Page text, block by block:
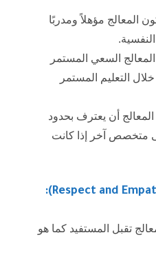
المعالج مؤهلاً ومدربًا
السعي المستمر
التعليم المستمر
أن يعترف بحدود
متخصص آخر إذا كانت
تقبل المستفيد كما هو